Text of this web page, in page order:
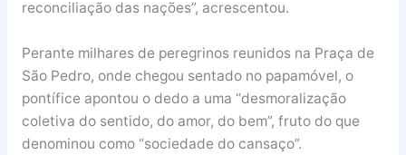
reconciliação das nações”, acrescentou.
Perante milhares de peregrinos reunidos na Praça de
São Pedro, onde chegou sentado no papamóvel, o
pontífice apontou o dedo a uma “desmoralização
coletiva do sentido, do amor, do bem”, fruto do que
denominou como “sociedade do cansaço”.